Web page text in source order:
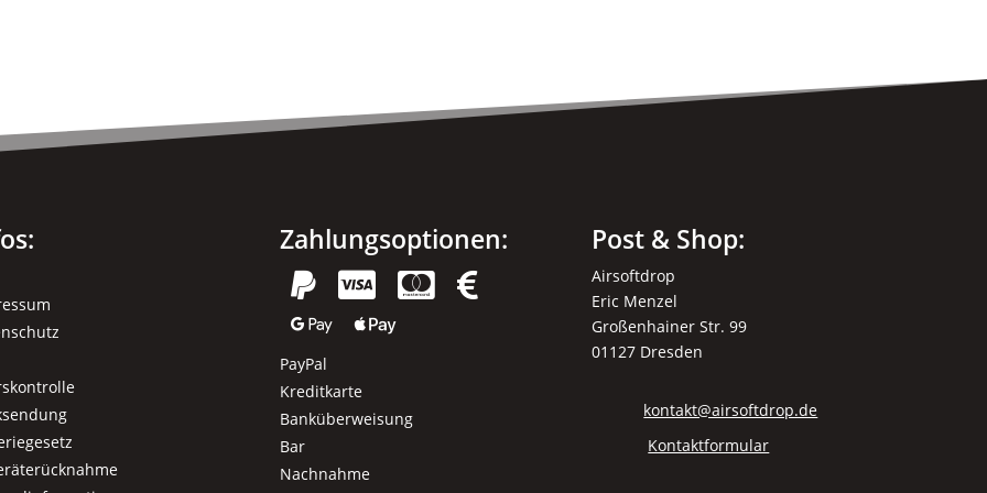
Zahlungsoptionen:
  



PayPal
Kreditkarte
Banküberweisung
Bar
Nachnahme
Post & Shop:
Airsoftdrop
Eric Menzel
Großenhainer Str. 99
01127 Dresden
kontakt@airsoftdrop.de
Kontaktformular